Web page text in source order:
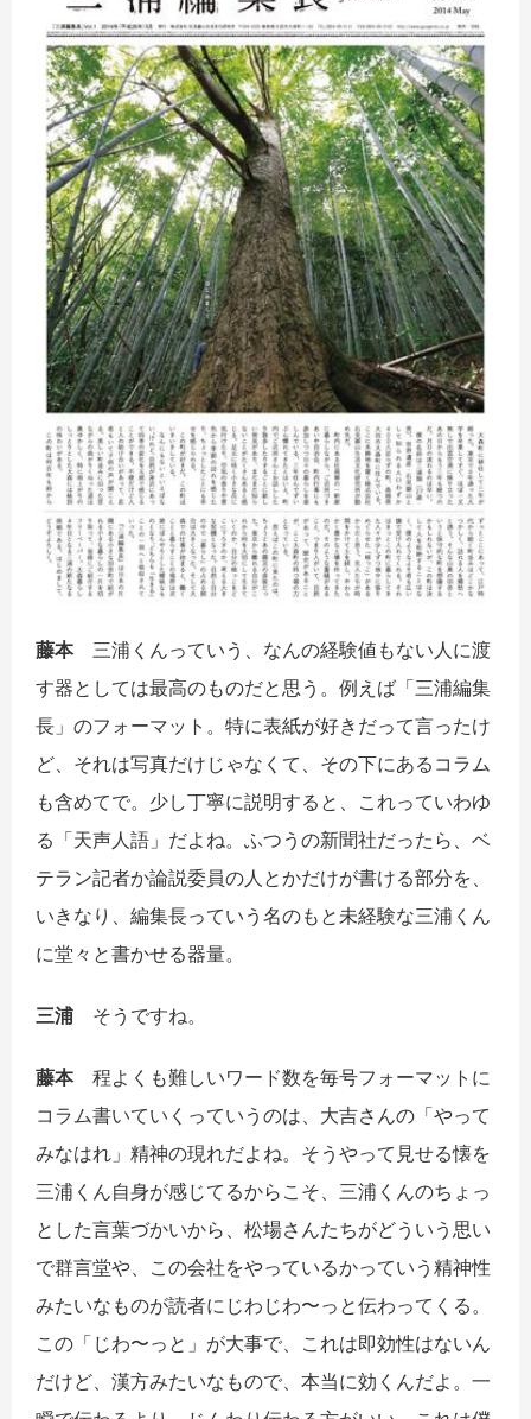
藤本三浦くんっていう、なんの経験値もない人に渡
す器としては最高のものだと思う。例えば「三浦編集
長」のフォーマット。特に表紙が好きだって言ったけ
ど、それは写真だけじゃなくて、その下にあるコラム
も含めてで。少し丁寧に説明すると、これっていわゆ
る「天声人語」だよね。ふつうの新聞社だったら、ベ
テラン記者か論説委員の人とかだけが書ける部分を、
いきなり、編集長っていう名のもと未経験な三浦くん
に堂々と書かせる器量。
三浦 そうですね。
藤本程よくも難しいワード数を毎号フォーマットに
コラム書いていくっていうのは、大吉さんの「やって
みなはれ」精神の現れだよね。そうやって見せる懐を
三浦くん自身が感じてるからこそ、三浦くんのちょっ
とした言葉づかいから、松場さんたちがどういう思い
で群言堂や、この会社をやっているかっていう精神性
みたいなものが読者にじわじわ〜っと伝わってくる。
この「じわ〜っと」が大事で、これは即効性はないん
だけど、漢方みたいなもので、本当に効くんだよ。一